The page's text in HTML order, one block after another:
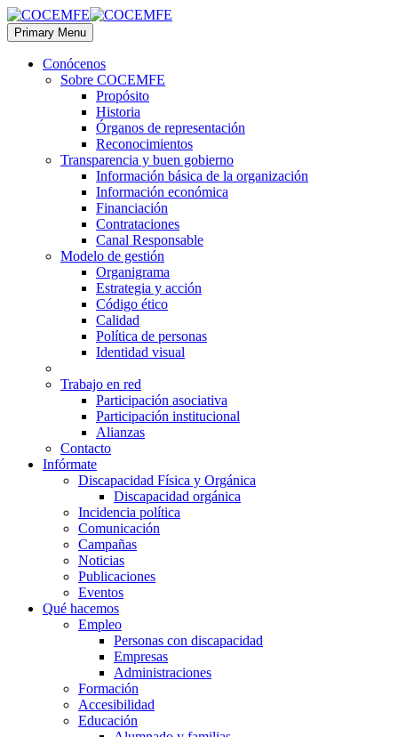
Primary Menu
Conócenos
Sobre COCEMFE
Propósito
Historia
Órganos de representación
Reconocimientos
Transparencia y buen gobierno
Información básica de la organización
Información económica
Financiación
Contrataciones
Canal Responsable
Modelo de gestión
Organigrama
Estrategia y acción
Código ético
Calidad
Política de personas
Identidad visual
Trabajo en red
Participación asociativa
Participación institucional
Alianzas
Contacto
Infórmate
Discapacidad Física y Orgánica
Discapacidad orgánica
Incidencia política
Comunicación
Campañas
Noticias
Publicaciones
Eventos
Qué hacemos
Empleo
Personas con discapacidad
Empresas
Administraciones
Formación
Accesibilidad
Educación